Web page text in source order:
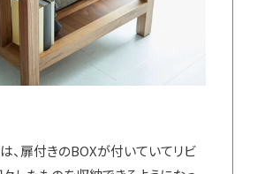
、扉付きのBOXが付いていてリビ